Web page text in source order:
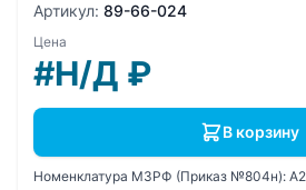
Артикул: 89-66-024
Цена
#Н/Д ₽
В корзину
Номенклатура МЗРФ (Приказ №804н):